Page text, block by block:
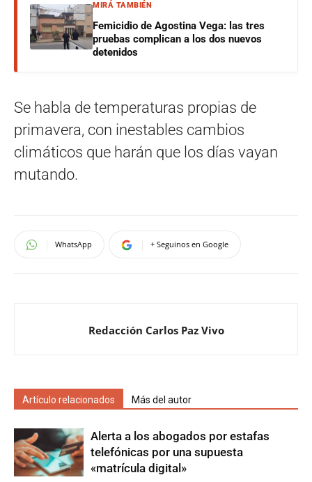
MIRÁ TAMBIÉN
Femicidio de Agostina Vega: las tres
pruebas complican a los dos nuevos
detenidos
Se habla de temperaturas propias de
primavera, con inestables cambios
climáticos que harán que los días vayan
mutando.
WhatsApp + Seguinos en Google
Redacción Carlos Paz Vivo
Artículo relacionados Más del autor
Alerta a los abogados por estafas
telefónicas por una supuesta
«matrícula digital»